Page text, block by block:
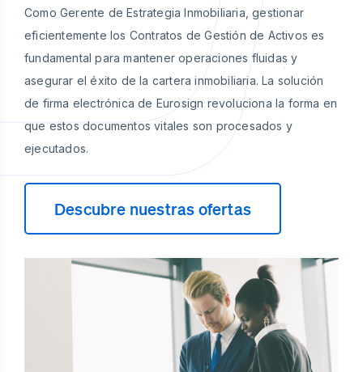
Como Gerente de Estrategia Inmobiliaria, gestionar
eficientemente los Contratos de Gestión de Activos es
fundamental para mantener operaciones fluidas y
asegurar el éxito de la cartera inmobiliaria. La solución
de firma electrónica de Eurosign revoluciona la forma en
que estos documentos vitales son procesados y
ejecutados.
Descubre nuestras ofertas